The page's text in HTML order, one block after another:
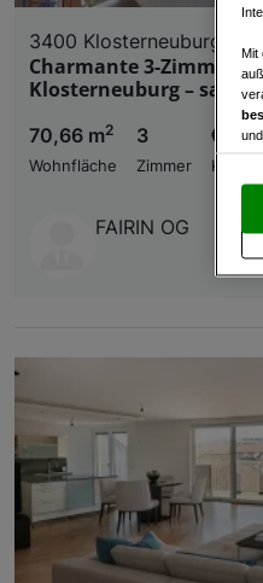
3400 Klosterneuburg
Charmante 3-Zimmer-
Klosterneuburg –
70,66 m2
Wohnfläche
3
Zimmer
€
FAIRIN OG
Mit